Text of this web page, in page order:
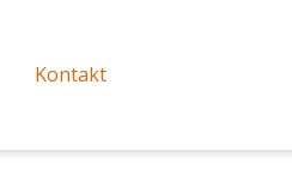
Kontakt